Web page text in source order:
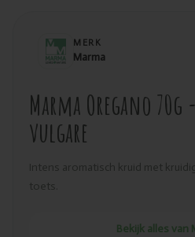
MERK
Marma
Marma Oregano
vulgare
Intens aromatisch kruid met
toets.
Bekijk alles van